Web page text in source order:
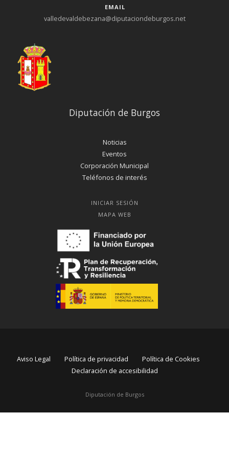
EMAIL
valledevaldebezana@diputaciondeburgos.net
Diputación de Burgos
Noticias
Eventos
Corporación Municipal
Teléfonos de interés
INICIAR SESIÓN
MAPA WEB
Diputación de Burgos
Aviso Legal Política de privacidad
Política de Cookies
Declaración de accesibilidad